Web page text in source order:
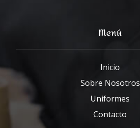
Menú
Inicio
Sobre Nosotros
Uniformes
Contacto